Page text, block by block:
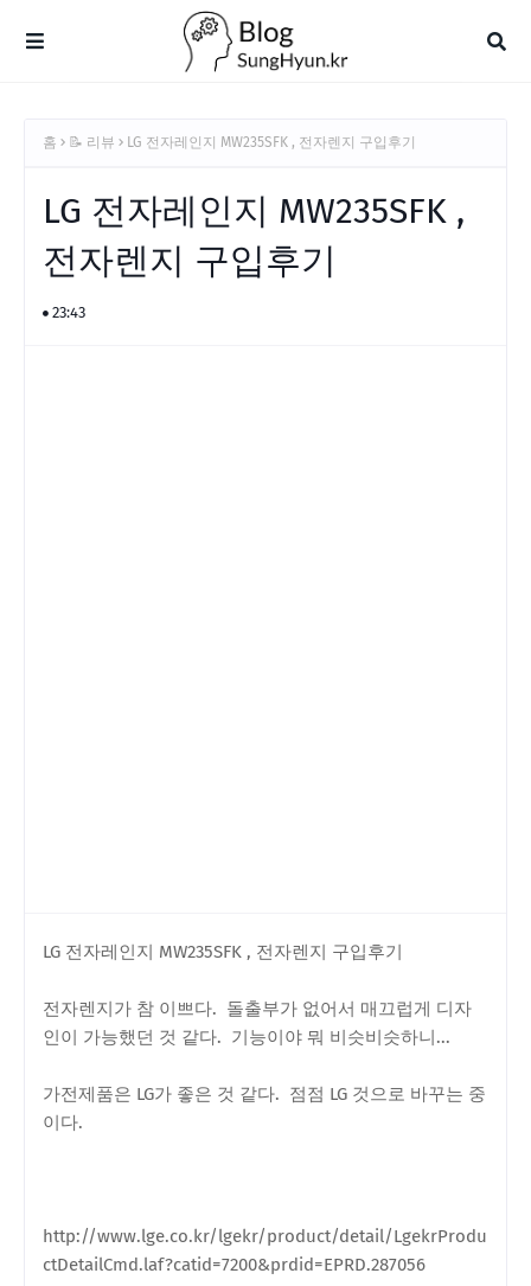
홈 📝 리뷰 LG 전자레인지 MW235SFK , 전자렌지 구입후기
LG 전자레인지 MW235SFK ,
전자렌지 구입후기
23:43
LG 전자레인지 MW235SFK , 전자렌지 구입후기
전자렌지가 참 이쁘다. 돌출부가 없어서 매끄럽게 디자
인이 가능했던 것 같다. 기능이야 뭐 비슷비슷하니...
가전제품은 LG가 좋은 것 같다. 점점 LG 것으로 바꾸는 중
이다.
http://www.lge.co.kr/lgekr/product/detail/LgekrProdu
ctDetailCmd.laf?catid=7200&prdid=EPRD.287056